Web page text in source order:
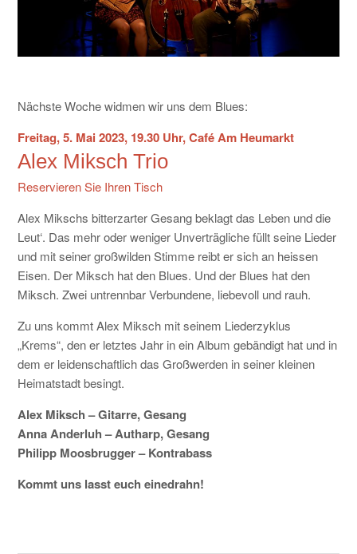
Nächste Woche widmen wir uns dem Blues:
Freitag, 5. Mai 2023, 19.30 Uhr, Café Am Heumarkt
Alex Miksch Trio
Reservieren Sie Ihren Tisch
Alex Mikschs bitterzarter Gesang beklagt das Leben und die
Leut‘. Das mehr oder weniger Unverträgliche füllt seine Lieder
und mit seiner großwilden Stimme reibt er sich an heissen
Eisen. Der Miksch hat den Blues. Und der Blues hat den
Miksch. Zwei untrennbar Verbundene, liebevoll und rauh.
Zu uns kommt Alex Miksch mit seinem Liederzyklus
„Krems“, den er letztes Jahr in ein Album gebändigt hat und in
dem er leidenschaftlich das Großwerden in seiner kleinen
Heimatstadt besingt.
Alex Miksch – Gitarre, Gesang
Anna Anderluh – Autharp, Gesang
Philipp Moosbrugger – Kontrabass
Kommt uns lasst euch einedrahn!